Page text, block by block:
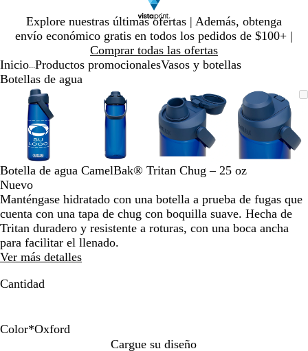
Explore nuestras últimas ofertas | Además, obtenga
envío económico gratis en todos los pedidos de $100+ |
Comprar todas las ofertas
Diapositiva
1
Inicio Productos promocionalesVasos y botellas
Botellas de agua
Imagen
ampliable
con
zoom
Ampliado
al
mínimo
Haga
clic
para
expandir
Use
la
tecla
de
más
(+)
menos
(-)
para
acercar/alejar
con
zoom
y
de
Imagen
ampliable
con
Ampliado
al
mínimo
Haga
clic
para
Use
la
tecla
(+)
(-)
para
las
Imagen
ampliable
con
zoom
Ampliado
al
mínimo
Haga
clic
para
expandir
Use
la
tecla
de
más
(+)
(-)
Imagen
con
zoom
al
mínimo
Haga
clic
para
Use
la
tecla
de
más
menos
(-)
para
Diapositiva
Botella de agua CamelBak® Tritan Chug – 25 oz
Nuevo
Manténgase hidratado con una botella a prueba de fugas que
cuenta con una tapa de chug con boquilla suave. Hecha de
Tritan duradero y resistente a roturas, con una boca ancha
para facilitar el llenado.
Ver más detalles
Cantidad
Color*Oxford
Cargue su diseño